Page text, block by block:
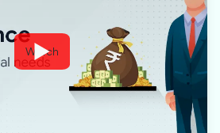
Watch